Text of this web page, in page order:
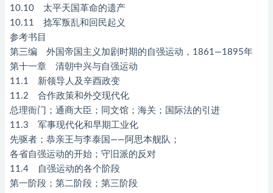
10.10 太平天国革命的遗产
10.11 捻军叛乱和回民起义
参考书目
第三编 外国帝国主义加剧时期的自强运动，1861—1895年
第十一章 清朝中兴与自强运动
11.1 新领导人及辛酉政变
11.2 合作政策和外交现代化
总理衙门；通商大臣；同文馆；海关；国际法的引进
11.3 军事现代化和早期工业化
先驱者；恭亲王与李泰国——阿思本舰队；
各省自强运动的开始；守旧派的反对
11.4 自强运动的各个阶段
第一阶段；第二阶段；第三阶段